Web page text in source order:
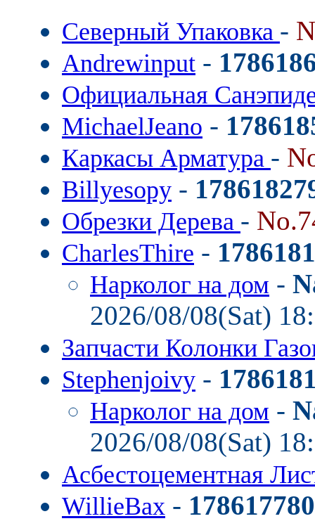
Северный Упаковка -
Andrewinput -
Официальная
MichaelJeano -
Каркасы Арматура -
Billyesopy -
Обрезки Дерева -
CharlesThire -
Нарколог на дом -
2026/08/08(Sat)
Запчасти Колонки
Stephenjoivy -
Нарколог на дом -
2026/08/08(Sat)
Асбестоцементная
WillieBax -